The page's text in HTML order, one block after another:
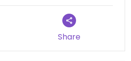
Share